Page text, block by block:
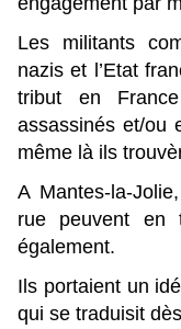
Les militants
nazis et l’Etat
tribut en
assassinés et/ou
même là ils
A Mantes-la-
rue peuvent en
également.
Ils portaient un
qui se traduisit